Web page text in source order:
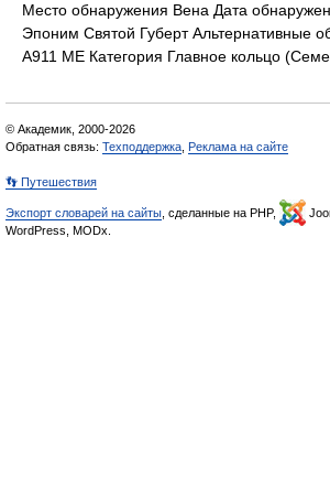
Место обнаружения Вена Дата
Эпоним Святой Губерт Альтернативные
A911 ME Категория Главное кольцо
© Академик, 2000-2026
Обратная связь: Техподдержка Реклама на сайте
👣 Путешествия
Экспорт словарей на сайты , сделанные на PHP,
WordPress, MODx.